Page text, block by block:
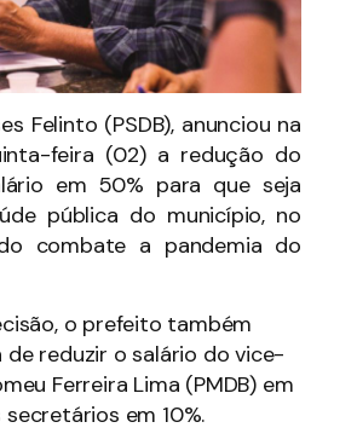
Felinto (PSDB), anunciou na
feira (02) a redução do
em 50% para que seja
pública do município, no
combate a pandemia do
o prefeito também
reduzir o salário do vice-
Ferreira Lima (PMDB) em
em 10%.